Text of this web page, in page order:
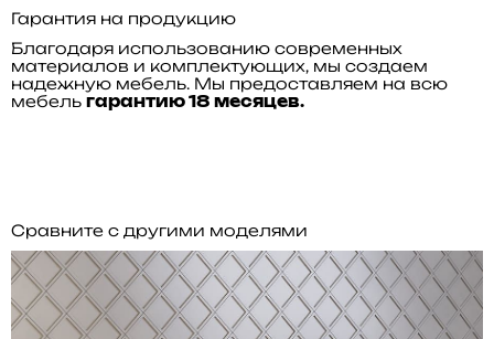
Гарантия на продукцию
Благодаря использованию современных
материалов и комплектующих, мы создаем
надежную мебель. Мы предоставляем на всю
мебель гарантию 18 месяцев.
Сравните с другими моделями